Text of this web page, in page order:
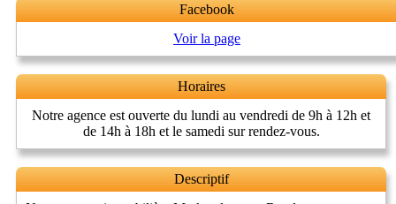
Facebook
Voir la page
Horaires
Notre agence est ouverte du lundi au vendredi de 9h à 12h et
de 14h à 18h et le samedi sur rendez-vous.
Descriptif